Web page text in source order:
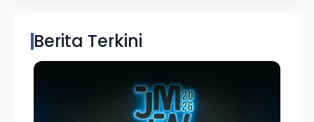
Berita Terkini